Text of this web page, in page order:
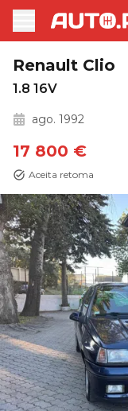
Renault Clio
1.8 16V
ago. 1992
17 800 €
Aceita retoma